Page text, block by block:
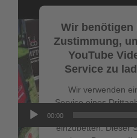
Wir benötigen
Zustimmung,
YouTube
Service zu
Wir verwenden
Service eines
einzubetten. Dieser
00:00